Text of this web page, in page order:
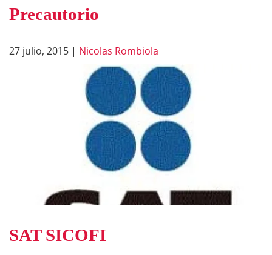
Precautorio
27 julio, 2015 | Nicolas Rombiola
SAT SICOFI